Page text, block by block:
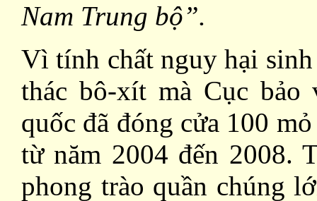
Nam Trung bộ”.
Vì tính chất nguy hại
thác bô-xít mà Cục
quốc đã đóng cửa 100
từ năm 2004 đến 2008.
phong trào quần chúng